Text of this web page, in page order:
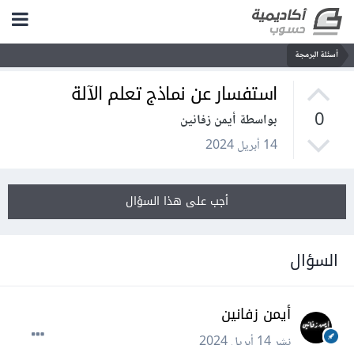
أسئلة البرمجة
0
استفسار عن نماذج تعلم الآلة
بواسطة أيمن زفانين
14 أبريل 2024
أجب على هذا السؤال
السؤال
أيمن زفانين